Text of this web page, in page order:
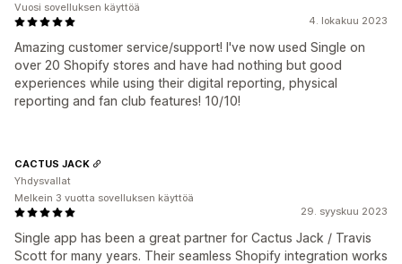
4. lokakuu 2023
Amazing customer service/support! I've now used Single on
over 20 Shopify stores and have had nothing but good
experiences while using their digital reporting, physical
reporting and fan club features! 10/10!
Vuosi sovelluksen käyttöä
29. syyskuu 2023
Single app has been a great partner for Cactus Jack / Travis
Scott for many years. Their seamless Shopify integration works
CACTUS JACK
Yhdysvallat
Melkein 3 vuotta sovelluksen käyttöä